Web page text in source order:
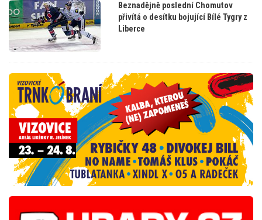
Beznadějně poslední Chomutov
přivítá o desítku bojující Bílé Tygry z
Liberce